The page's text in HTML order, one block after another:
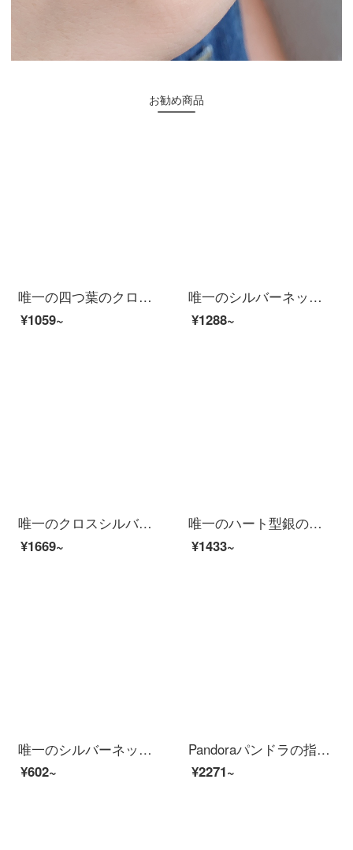
お勧め商品
唯一の四つ葉のクローバーシルバーネックレス女性ファッションアクセサリー鎖骨チェーンカップルのペンダント999足の銀の首のチェーンは彼女に証明書の紫色をプレゼントします。
¥1059~
唯一のシルバーネックレス女性ファッションアクセサリーペンダントカップル鎖骨チェーン999足銀アクセサリーは彼女にプレゼントします。スワロフスキーのジルコンの証明書が付いています。
¥1288~
唯一のクロスシルバーネックレス男性ファッションアクセサリーのペンダント男性ヒップホップチェーン925シルバー学生アクセサリーは彼氏にシルバーアクセサリーをプレゼントします。
¥1669~
唯一のハート型銀のネックレスは、女性のファッションアクセサリーがぶら下がっています。カップルの鎖骨チェーン999足の銀のアクセサリーは、彼女にプレゼントします。スワロフスキーのジルコニアの証明書が付いています。
¥1433~
唯一のシルバーネックレス女性ファッションアクセサリー鎖骨チェーン925シルバーチェーンネックレス満天の星鎖骨チェーン配合チェーン誕生日プレゼント
¥602~
Pandoraパンドラの指輪の女性925銀の願いは196316 CZファッションアクセサリーを点滅して彼女にプレゼントします。
¥2271~